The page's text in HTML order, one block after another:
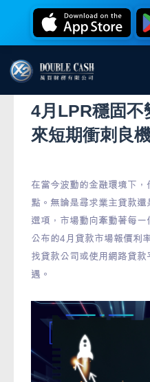
4月LPR穩固不
來短期衝刺良
在當今波動的金融環境下
點。無論是尋求業主貸款
選項，市場動向牽動著每
公布的4月貸款市場報價利
找貸款公司或使用網路貸
遇。